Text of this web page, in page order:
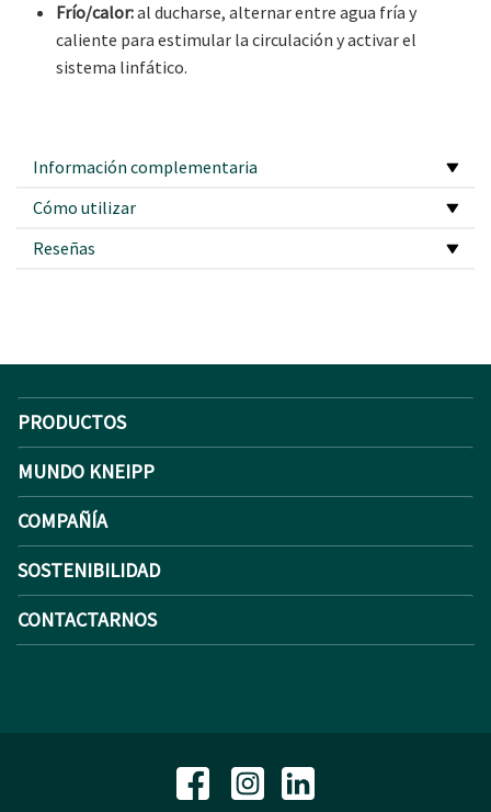
Frío/calor:al ducharse, alternar entre agua fría y
caliente para estimular la circulación y activar el
sistema linfático.
Información complementaria
Cómo utilizar
Reseñas
PRODUCTOS
MUNDO KNEIPP
COMPAÑÍA
SOSTENIBILIDAD
CONTACTARNOS